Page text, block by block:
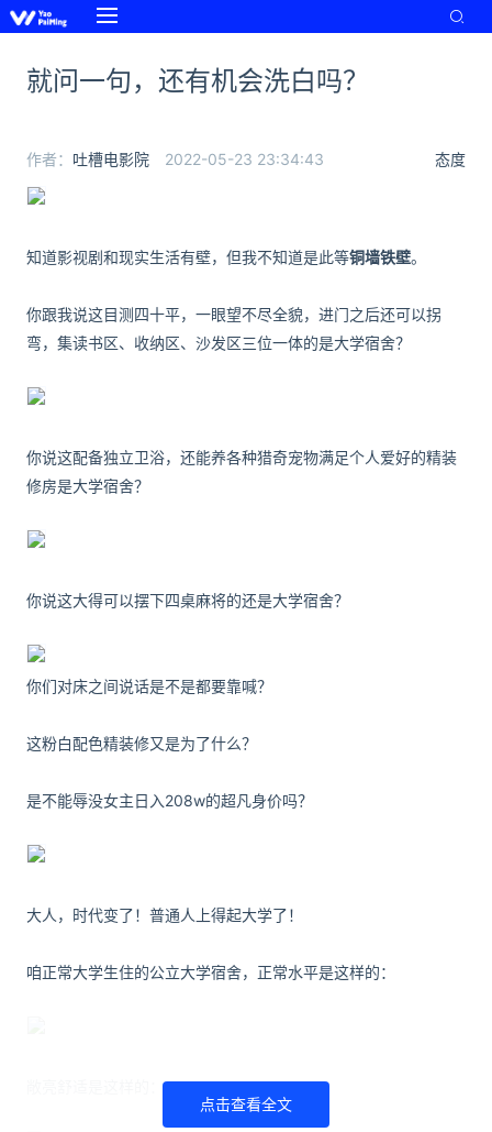
就问一句，还有机会洗白吗？
态度
作者： 吐槽电影院 2022-05-23 23:34:43
知道影视剧和现实生活有壁，但我不知道是此等铜墙铁壁。
你跟我说这目测四十平， 一眼望不尽全貌，进门之后还可以拐
弯，集读书区、收纳区、沙发区三位一体的是大学宿舍？
你说这配备独立卫浴，还能养各种猎奇宠物满足个人爱好的精装
修房是大学宿舍？
你说这大得可以摆下四桌麻将的还是大学宿舍？
你们对床之间说话是不是都要靠喊？
这粉白配色精装修又是为了什么？
是不能辱没女主日入208w的超凡身价吗？
大人，时代变了！普通人上得起大学了！
咱正常大学生住的公立大学宿舍，正常水平是这样的：
敞亮舒适是这样的：
点击查看全文